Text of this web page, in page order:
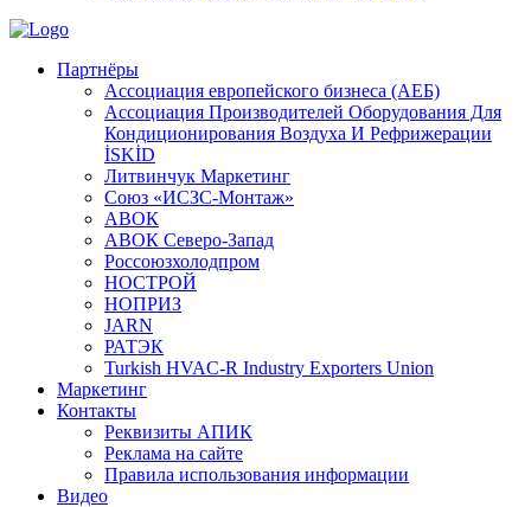
Партнёры
Ассоциация европейского бизнеса (АЕБ)
Aссоциация Производителей Оборудования Для
Кондиционирования Воздуха И Рефрижерации
İSKİD
Литвинчук Маркетинг
Союз «ИСЗС-Монтаж»
АВОК
АВОК Северо-Запад
Россоюзхолодпром
НОСТРОЙ
НОПРИЗ
JARN
РАТЭК
Turkish HVAC-R Industry Exporters Union
Маркетинг
Контакты
Реквизиты АПИК
Реклама на сайте
Правила использования информации
Видео